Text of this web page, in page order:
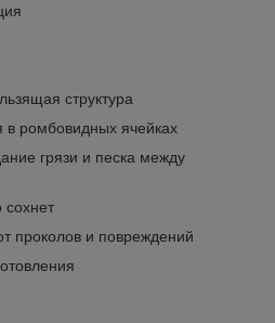
структура
в ромбовидных ячейках
грязи и песка между
сохнет
проколов и повреждений